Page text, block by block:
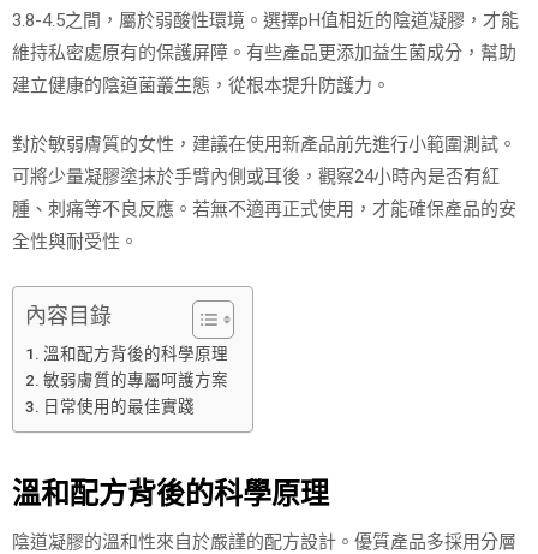
3.8-4.5之間，屬於弱酸性環境。選擇pH值相近的陰道凝膠，才能
維持私密處原有的保護屏障。有些產品更添加益生菌成分，幫助
建立健康的陰道菌叢生態，從根本提升防護力。
對於敏弱膚質的女性，建議在使用新產品前先進行小範圍測試。
可將少量凝膠塗抹於手臂內側或耳後，觀察24小時內是否有紅
腫、刺痛等不良反應。若無不適再正式使用，才能確保產品的安
全性與耐受性。
內容目錄
溫和配方背後的科學原理
敏弱膚質的專屬呵護方案
日常使用的最佳實踐
溫和配方背後的科學原理
陰道凝膠的溫和性來自於嚴謹的配方設計。優質產品多採用分層